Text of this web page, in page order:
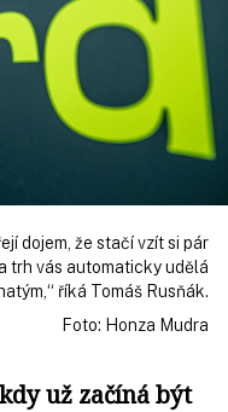
dojem, že stačí vzít si pár
trh vás automaticky udělá
říká Tomáš Rusňák.
Foto: Honza Mudra
už začíná být